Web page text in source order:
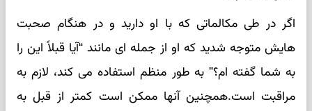
اگر در طی مکالماتی که با او دارید و در هنگام صحبت
هایش متوجه شدید که او از جمله ای مانند “آیا قبلاً این را
به شما گفته ام؟” به طور منظم استفاده می کند، لازم به
مراقبت است.همچنین آنها ممکن است کمتر از قبل به